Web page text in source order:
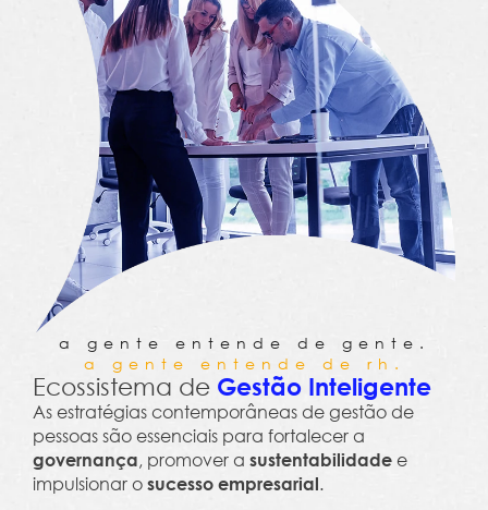
a gente entende de gente.
a gente entende de rh.
Ecossistema de Gestão Inteligente
As estratégias contemporâneas de gestão de
pessoas são essenciais para fortalecer a
governança, promover a sustentabilidade e
impulsionar o sucesso empresarial.